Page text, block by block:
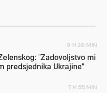
9 H 26 MIN
"Zadovoljstvo mi
predsjednika Ukrajine"
7 H 55 MIN